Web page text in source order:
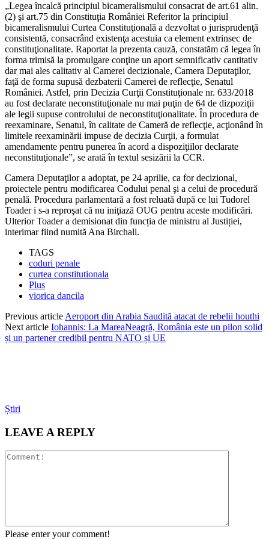
„Legea încalcă principiul bicameralismului consacrat de art.61 alin.
(2) şi art.75 din Constituţia României Referitor la principiul
bicameralismului Curtea Constituţională a dezvoltat o jurisprudenţă
consistentă, consacrând existenţa acestuia ca element extrinsec de
constituţionalitate. Raportat la prezenta cauză, constatăm că legea în
forma trimisă la promulgare conţine un aport semnificativ cantitativ
dar mai ales calitativ al Camerei decizionale, Camera Deputaţilor,
faţă de forma supusă dezbaterii Camerei de reflecţie, Senatul
României. Astfel, prin Decizia Curţii Constituţionale nr. 633/2018
au fost declarate neconstituţionale nu mai puţin de 64 de dizpoziţii
ale legii supuse controlului de neconstituţionalitate. În procedura de
reexaminare, Senatul, în calitate de Cameră de reflecţie, acţionând în
limitele reexaminării impuse de decizia Curţii, a formulat
amendamente pentru punerea în acord a dispoziţiilor declarate
neconstituţionale”, se arată în textul sesizării la CCR.
Camera Deputaţilor a adoptat, pe 24 aprilie, ca for decizional,
proiectele pentru modificarea Codului penal şi a celui de procedură
penală. Procedura parlamentară a fost reluată după ce lui Tudorel
Toader i s-a reproşat că nu iniţiază OUG pentru aceste modificări.
Ulterior Toader a demisionat din funcția de ministru al Justiției,
interimar fiind numită Ana Birchall.
TAGS
coduri penale
curtea constitutionala
Plus
viorica dancila
Previous article Aeroport din Arabia Saudită atacat de rebelii houthi
Next article Iohannis: La MareaNeagră, România este un pilon solid
și un partener credibil pentru NATO și UE
Știri
LEAVE A REPLY
Please enter your comment!